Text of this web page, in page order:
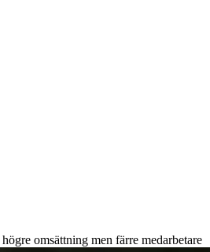
omsättning men färre medarbetare